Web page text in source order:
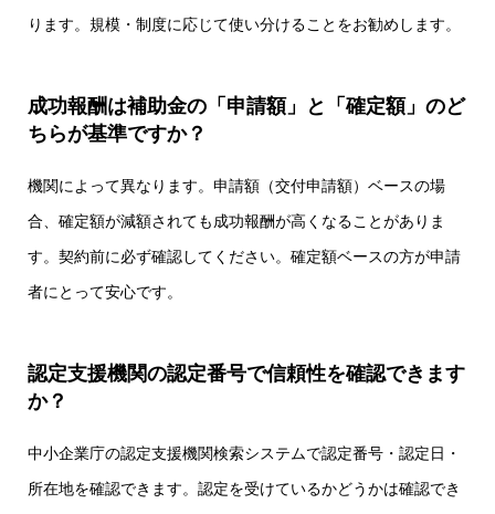
ります。規模・制度に応じて使い分けることをお勧めします。
成功報酬は補助金の「申請額」と「確定額」のど
ちらが基準ですか？
機関によって異なります。申請額（交付申請額）ベースの場
合、確定額が減額されても成功報酬が高くなることがありま
す。契約前に必ず確認してください。確定額ベースの方が申請
者にとって安心です。
認定支援機関の認定番号で信頼性を確認できます
か？
中小企業庁の認定支援機関検索システムで認定番号・認定日・
所在地を確認できます。認定を受けているかどうかは確認でき